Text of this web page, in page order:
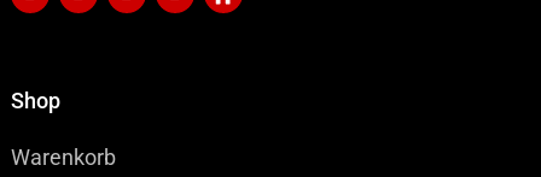
Shop
Warenkorb